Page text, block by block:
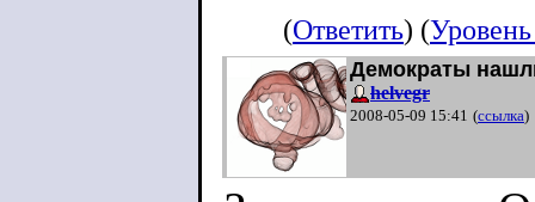
(Ответить) (
Демократы
helvegr
2008-05-09 15:41 (ссылка)